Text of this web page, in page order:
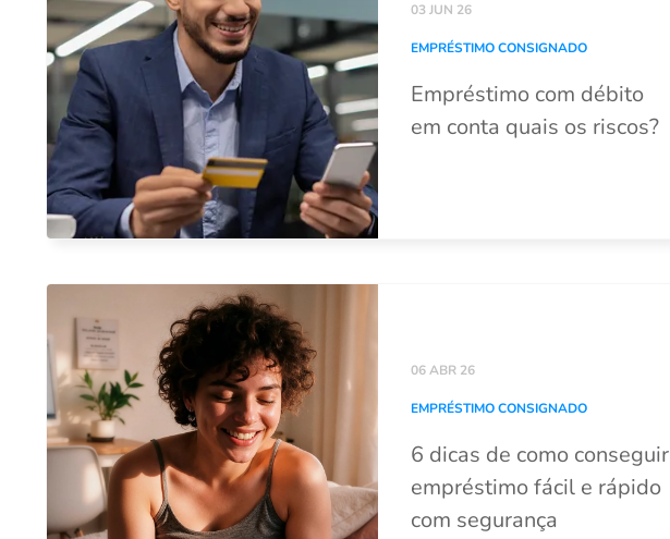
03 JUN 26
EMPRÉSTIMO CONSIGNADO
Empréstimo com débito
em conta quais os riscos?
06 ABR 26
EMPRÉSTIMO CONSIGNADO
6 dicas de como conseguir
empréstimo fácil e rápido
com segurança